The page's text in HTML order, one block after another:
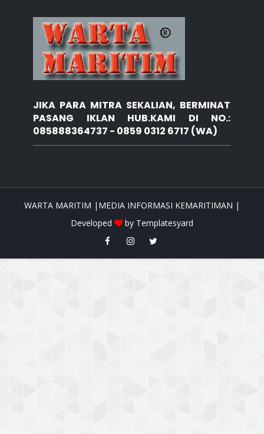
JIKA PARA MITRA SEKALIAN, BERMINAT
PASANG IKLAN HUB.KAMI DI NO.:
085888364737 - 0859 0312 6717 (WA)
WARTA MARITIM |MEDIA INFORMASI KEMARITIMAN |
Developed
by Templatesyard